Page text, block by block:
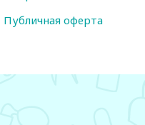
Публичная оферта